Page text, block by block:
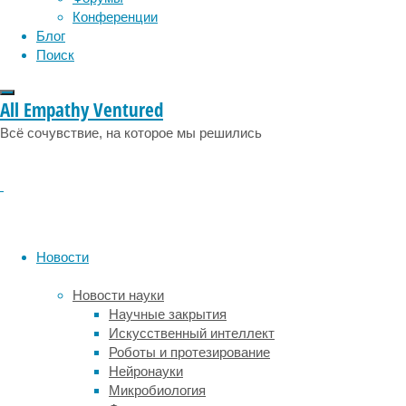
Конференции
Блог
Поиск
All Empathy Ventured
Всё сочувствие, на которое мы решились
Новости
Новости науки
Научные закрытия
Искусственный интеллект
Роботы и протезирование
Нейронауки
Микробиология
кожи,
пушковые
волосы,
Лазерная
использует
световую
энергию,
которая
поглощается
меланином